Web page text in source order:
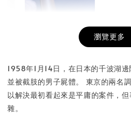
NT$ 50
NT$ 100
- +
瀏覽更多
1958年1月14日，在日本的千波湖
並被截肢的男子屍體。 東京的兩名
以解決最初看起來是平庸的案件，
雜。